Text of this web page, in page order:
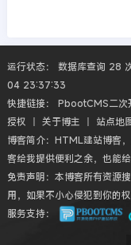
运行状态： 数据库查询 28
04 23:37:33
快捷链接： PbootCMS二次
授权 丨 关于博主 丨 站点地
博客简介：HTML建站博客
客给我提供便利之余，也能
免责声明：本博客所有资源
用，如果不小心侵犯到你的
服务支持：